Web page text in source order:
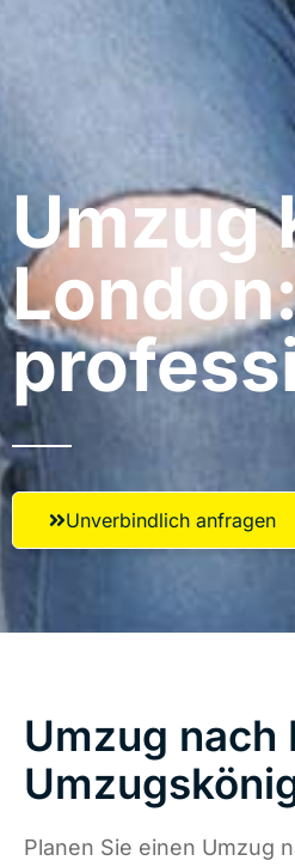
Umzug
Unverbindlich anfragen
Umzug nach
Planen Sie einen Umzug